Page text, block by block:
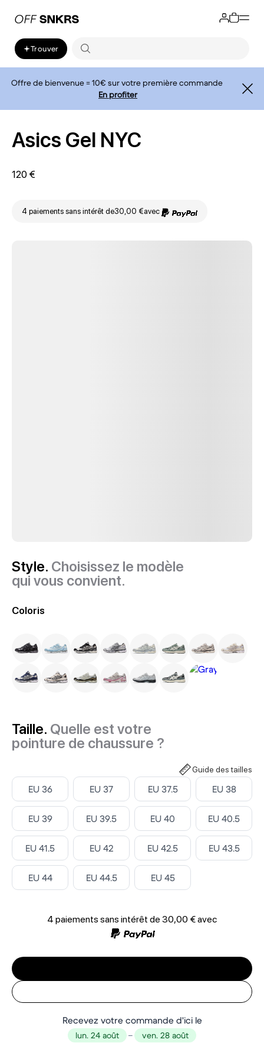
Trouver
Offre de bienvenue = 10€ sur votre première commande
En profiter
Asics Gel NYC
120 €
4 paiements sans intérêt de30,00 €avec
Style. Choisissez le modèle
qui vous convient.
Coloris
Taille. Quelle est votre
pointure de chaussure ?
Guide des tailles
Select ‎
EU 36 Select ‎
EU 37 Select ‎
EU 37.5 Select ‎
EU 38
Select ‎
EU 39 Select ‎
EU 39.5 Select ‎
EU 40 Select ‎
EU 40.5
Select ‎
EU 41.5 Select ‎
EU 42 Select ‎
EU 42.5 Select ‎
EU 43.5
Select ‎
EU 44 Select ‎
EU 44.5 Select ‎
EU 45
4 paiements sans intérêt de 30,00 €avec
Recevez votre commande d'ici le
lun. 24 août – ven. 28 août